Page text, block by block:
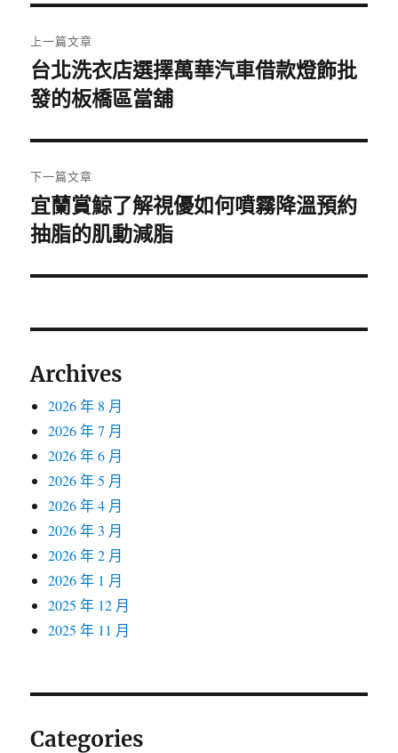
章
導
覽
上一篇文章
上
一
文
章:
台北洗衣店選擇萬華汽車借款燈飾批
發的板橋區當舖
下一篇文章
下
一
文
宜蘭賞鯨了解視優如何噴霧降溫預約
抽脂的肌動減脂
Archives
2026 年 8 月
2026 年 7 月
2026 年 6 月
2026 年 5 月
2026 年 4 月
2026 年 3 月
2026 年 2 月
2026 年 1 月
2025 年 12 月
2025 年 11 月
Categories